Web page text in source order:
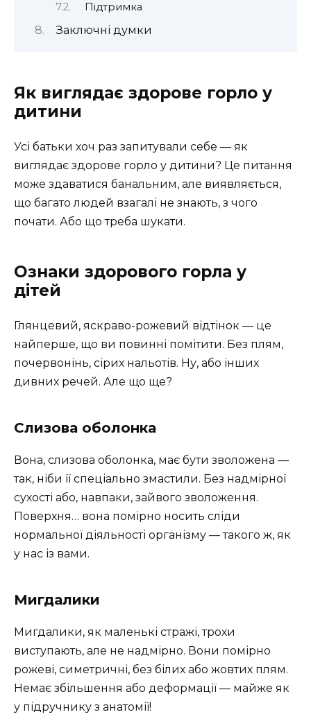
Підтримка
Заключні думки
Як виглядає здорове горло у
дитини
Усі батьки хоч раз запитували себе — як
виглядає здорове горло у дитини? Це питання
може здаватися банальним, але виявляється,
що багато людей взагалі не знають, з чого
почати. Або що треба шукати.
Ознаки здорового горла у
дітей
Глянцевий, яскраво-рожевий відтінок — це
найперше, що ви повинні помітити. Без плям,
почервонінь, сірих нальотів. Ну, або інших
дивних речей. Але що ще?
Слизова оболонка
Вона, слизова оболонка, має бути зволожена —
так, ніби її спеціально змастили. Без надмірної
сухості або, навпаки, зайвого зволоження.
Поверхня… вона помірно носить сліди
нормальної діяльності організму — такого ж, як
у нас із вами.
Мигдалики
Мигдалики, як маленькі стражі, трохи
виступають, але не надмірно. Вони помірно
рожеві, симетричні, без білих або жовтих плям.
Немає збільшення або деформації — майже як
у підручнику з анатомії!